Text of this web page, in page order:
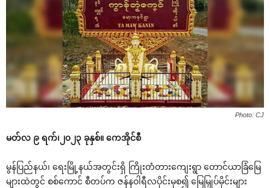
Photo: CJ
မတ်လ ၉ ရက်၊၂၀၂၃ ခုနှစ်။ ကေအိုင်စီ
မွန်ပြည်နယ်၊ ရေးမြို့နယ်အတွင်းရှိ ကြိုးတံတားကျေးရွာ တောင်ယာခြံမြေ
များထဲတွင် စစ်ကောင် စီတပ်က ဇန်နဝါရီလပိုင်းမှစ၍ မြေမြှုပ်မိုင်းများ